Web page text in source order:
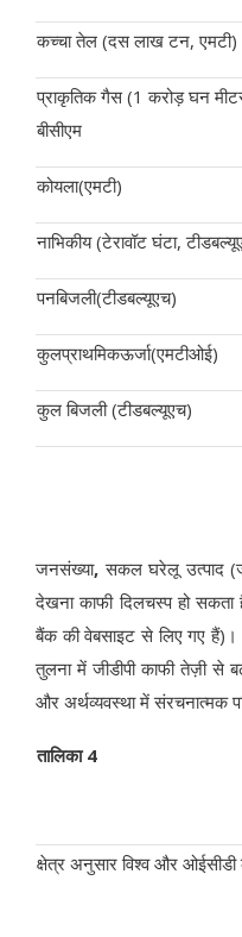
कच्चा तेल (दस लाख टन, एमटी)
प्राकृतिक गैस (1 करोड़ घन
बीसीएम
कोयला(एमटी)
नाभिकीय (टेरावॉट घंटा,
पनबिजली(टीडबल्यूएच)
कुलप्राथमिकऊर्जा(एमटीओई)
कुल बिजली (टीडबल्यूएच)
जनसंख्या,सकल घरेलू उत्पाद
देखना काफी दिलचस्प हो
बैंक की वेबसाइट से लिए गए हैं)।
तुलना में जीडीपी काफी तेज़ी से
और अर्थव्यवस्था में संरचनात्मक
तालिका 4
क्षेत्र अनुसार विश्व और